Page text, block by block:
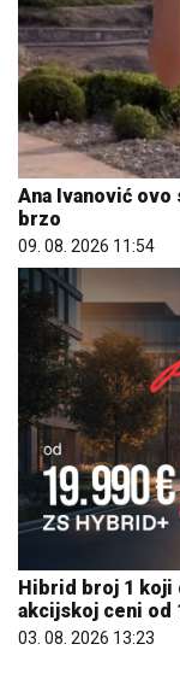
Ana Ivanović ovo
brzo
09. 08. 2026 11:54
Hibrid broj 1 koji
akcijskoj ceni od
03. 08. 2026 13:23